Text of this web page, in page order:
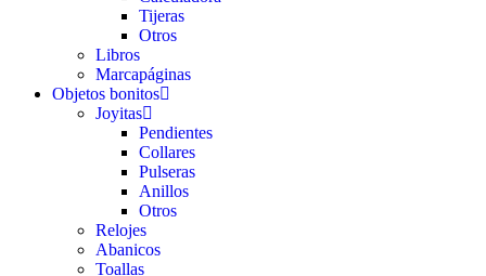
Tijeras
Otros
Libros
Marcapáginas
Objetos bonitos
Joyitas
Pendientes
Collares
Pulseras
Anillos
Otros
Relojes
Abanicos
Toallas